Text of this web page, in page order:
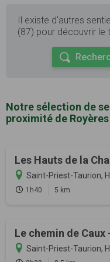
Il existe d'autres
(87) pour découvrir le
Notre sélection de
proximité de
Les Hauts de la
Saint-Priest-Taurion,
1h40 5 km
Le chemin de Caux
Saint-Priest-Taurion,